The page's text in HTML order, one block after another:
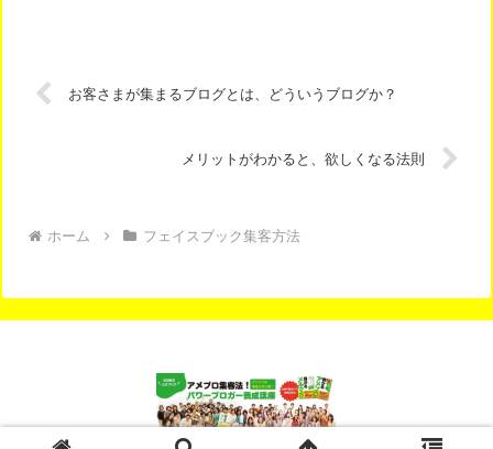
お客さまが集まるブログとは、どういうブログか？
メリットがわかると、欲しくなる法則
ホーム フェイスブック集客方法